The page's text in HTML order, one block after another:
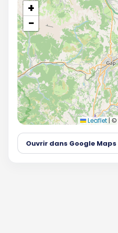
+
−
Leaflet | ©
Ouvrir dans Google Maps